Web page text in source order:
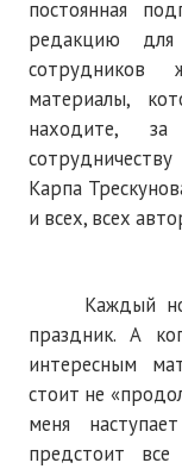
Презентация
Редакционный
Нам пишут
Политика
АРХИВ
2025 г.
№ 10
постоянная
редакцию
сотрудников
материалы,
находите,
Карпа
и всех, всех
Каждый
праздник. А
интересным
стоит не
меня
предстоит все